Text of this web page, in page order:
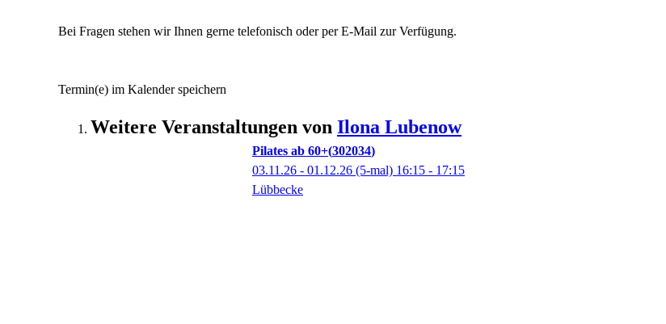
Bei Fragen stehen wir Ihnen gerne telefonisch oder per E-Mail zur Verfügung.
Termin(e) im Kalender speichern
Weitere Veranstaltungen von Ilona Lubenow
Pilates ab 60+ 302034
03.11.26 - 01.12.26 (5-mal) 16:15 - 17:15
Lübbecke